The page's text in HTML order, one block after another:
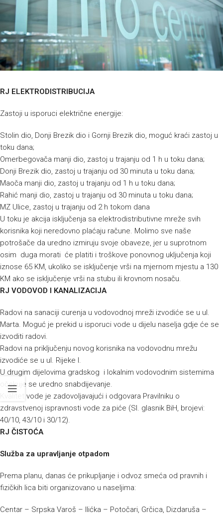
RJ ELEKTRODISTRIBUCIJA
Zastoji u isporuci električne energije:
Stolin dio, Donji Brezik dio i Gornji Brezik dio, moguć kraći zastoj u
toku dana;
Omerbegovača manji dio, zastoj u trajanju od 1 h u toku dana;
Donji Brezik dio, zastoj u trajanju od 30 minuta u toku dana;
Maoča manji dio, zastoj u trajanju od 1 h u toku dana;
Rahić manji dio, zastoj u trajanju od 30 minuta u toku dana;
MZ Ulice, zastoj u trajanju od 2 h tokom dana
U toku je akcija isključenja sa elektrodistributivne mreže svih
korisnika koji neredovno plaćaju račune. Molimo sve naše
potrošače da uredno izmiruju svoje obaveze, jer u suprotnom
osim duga morati će platiti i troškove ponovnog uključenja koji
iznose 65 KM, ukoliko se isključenje vrši na mjernom mjestu a 130
KM ako se isključenje vrši na stubu ili krovnom nosaču.
RJ VODOVOD I KANALIZACIJA
Radovi na sanaciji curenja u vodovodnoj mreži izvodiće se u ul.
Marta. Moguć je prekid u isporuci vode u dijelu naselja gdje će se
izvoditi radovi.
Radovi na priključenju novog korisnika na vodovodnu mrežu
izvodiće se u ul. Rijeke I.
U drugim dijelovima gradskog i lokalnim vodovodnim sistemima
očekuje se uredno snabdijevanje.
Kvalitet vode je zadovoljavajući i odgovara Pravilniku o
zdravstvenoj ispravnosti vode za piće (Sl. glasnik BiH, brojevi:
40/10, 43/10 i 30/12).
RJ ČISTOĆA
Služba za upravljanje otpadom
Prema planu, danas će prikupljanje i odvoz smeća od pravnih i
fizičkih lica biti organizovano u naseljima:
Centar – Srpska Varoš – Ilićka – Potočari, Grčica, Dizdaruša –